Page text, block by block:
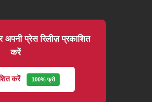
प्रेस रिलीज़ प्रकाशित
करें
करें 100% फ्री